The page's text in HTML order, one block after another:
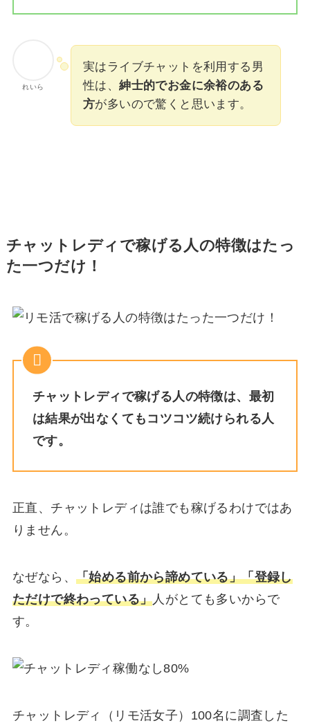
れいら
実はライブチャットを利用する男
性は、紳士的でお金に余裕のある
方が多いので驚くと思います。
チャットレディで稼げる人の特徴はたっ
た一つだけ！
チャットレディで稼げる人の特徴は、最初
は結果が出なくてもコツコツ続けられる人
です。
正直、チャットレディは誰でも稼げるわけではあ
りません。
なぜなら、 「始める前から諦めている」「登録し
ただけで終わっている」 人がとても多いからで
す。
チャットレディ（リモ活女子）100名に調査した